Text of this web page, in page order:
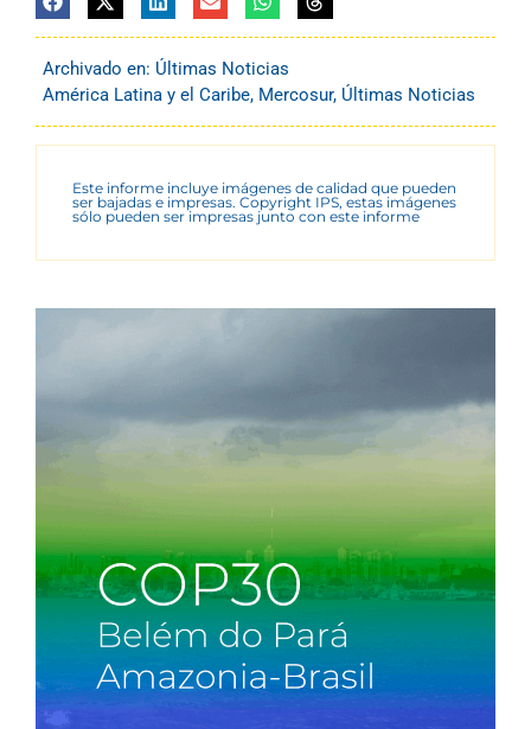
Archivado en: Últimas Noticias
América Latina y el Caribe, Mercosur, Últimas Noticias
Este informe incluye imágenes de calidad que pueden
ser bajadas e impresas. Copyright IPS, estas imágenes
sólo pueden ser impresas junto con este informe